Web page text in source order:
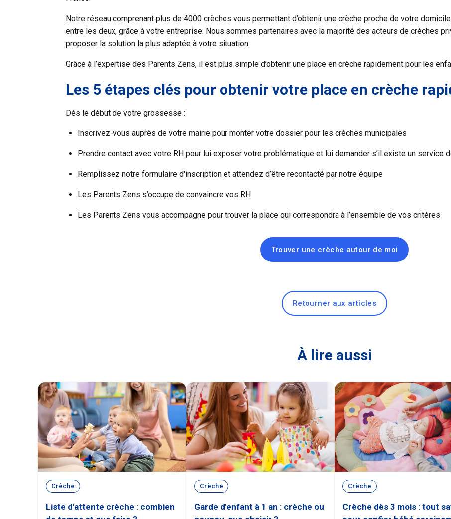
Notre réseau comprenant plus de 4000 crèches vous permettant d’obtenir une crèche proche de votre
entre les deux, grâce à votre entreprise. Nous sommes partenaires avec la majorité des acteurs de crèches
proposer la solution la plus adaptée à votre situation.
Grâce à l’expertise des Parents Zens, il est plus simple d’obtenir une place en crèche rapidement pour les
Les 5 étapes clés pour obtenir votre place en crèche
Dès le début de votre grossesse :
Inscrivez-vous auprès de votre mairie pour monter votre dossier pour les crèches municipales
Prendre contact avec votre RH pour lui exposer votre problématique et lui demander s’il existe un service
Remplissez notre formulaire d'inscription et attendez d’être recontacté par notre équipe
Les Parents Zens s’occupe de convaincre vos RH
Les Parents Zens vous accompagne pour trouver la place qui correspondra à l’ensemble de vos critères
Trouver une crèche autour de moi
Retourner aux articles
À lire aussi
Crèche
Liste d'attente crèche : combien
Crèche
Garde d'enfant à 1 an : crèche ou
Crèche
Crèche dès 3 mois : tout